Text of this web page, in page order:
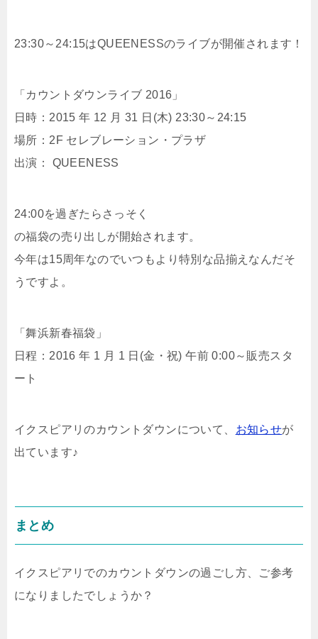
23:30～24:15はQUEENESSのライブが開催されます！
「カウントダウンライブ 2016」
日時：2015 年 12 月 31 日(木) 23:30～24:15
場所：2F セレブレーション・プラザ
出演： QUEENESS
24:00を過ぎたらさっそく
の福袋の売り出しが開始されます。
今年は15周年なのでいつもより特別な品揃えなんだそ
うですよ。
「舞浜新春福袋」
日程：2016 年 1 月 1 日(金・祝) 午前 0:00～販売スタ
ート
イクスピアリのカウントダウンについて、 お知らせが
出ています♪
まとめ
イクスピアリでのカウントダウンの過ごし方、ご参考
になりましたでしょうか？